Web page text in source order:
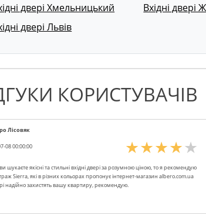
двері Хмельницький
Вхідні двері
двері Львів
КОРИСТУВАЧІВ
Лісовяк
08 00:00:00
шукаєте якісні та стильні вхідні двері за розумною ціною, то я рекомендую
Sierra, які в різних кольорах пропонує інтернет-магазин albero.com.ua
надійно захистять вашу квартиру, рекомендую.